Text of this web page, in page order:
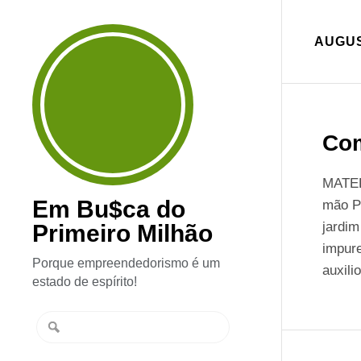
Em Bu$ca do
Primeiro Milhão
Porque empreendedorismo é um
estado de espírito!
mão